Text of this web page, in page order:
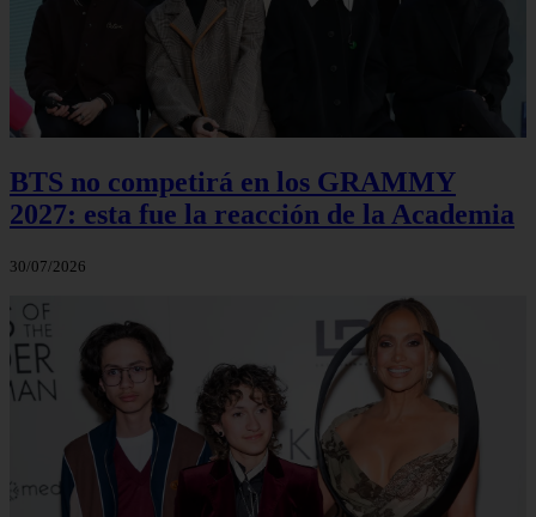
BTS no competirá en los GRAMMY
2027: esta fue la reacción de la Academia
30/07/2026